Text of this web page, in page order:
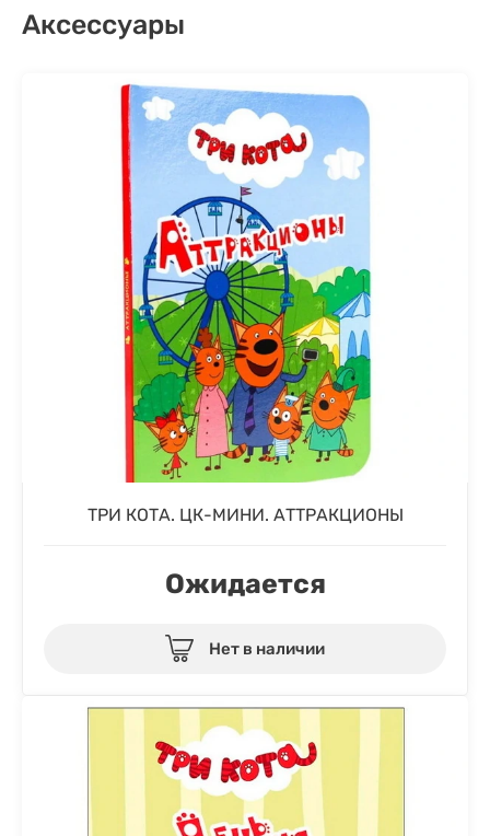
Аксессуары
ТРИ КОТА. ЦК-МИНИ. АТТРАКЦИОНЫ
Ожидается
Нет в наличии